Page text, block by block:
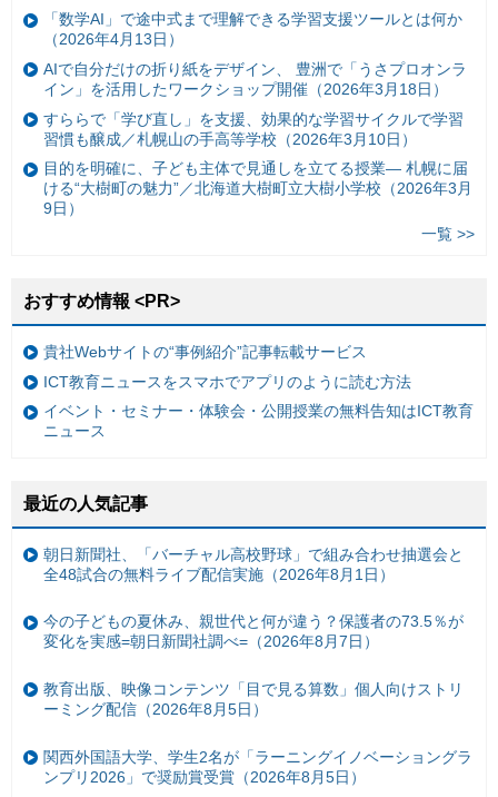
「数学AI」で途中式まで理解できる学習支援ツールとは何か
（2026年4月13日）
AIで自分だけの折り紙をデザイン、 豊洲で「うさプロオンラ
イン」を活用したワークショップ開催（2026年3月18日）
すららで「学び直し」を支援、効果的な学習サイクルで学習
習慣も醸成／札幌山の手高等学校（2026年3月10日）
目的を明確に、子ども主体で見通しを立てる授業— 札幌に届
ける“大樹町の魅力”／北海道大樹町立大樹小学校（2026年3月
9日）
一覧 >>
おすすめ情報 <PR>
貴社Webサイトの“事例紹介”記事転載サービス
ICT教育ニュースをスマホでアプリのように読む方法
イベント・セミナー・体験会・公開授業の無料告知はICT教育
ニュース
最近の人気記事
朝日新聞社、「バーチャル高校野球」で組み合わせ抽選会と
全48試合の無料ライブ配信実施（2026年8月1日）
今の子どもの夏休み、親世代と何が違う？保護者の73.5％が
変化を実感=朝日新聞社調べ=（2026年8月7日）
教育出版、映像コンテンツ「目で見る算数」個人向けストリ
ーミング配信（2026年8月5日）
関西外国語大学、学生2名が「ラーニングイノベーショングラ
ンプリ2026」で奨励賞受賞（2026年8月5日）